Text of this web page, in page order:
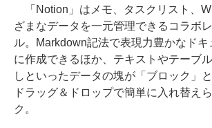
「Notion」はメモ、タスクリスト、
ざまなデータを一元管理できるコラボ
ル。Markdown記法で表現力豊かなドキ
に作成できるほか、テキストやテーブ
しといったデータの塊が「ブロック」
ドラッグ＆ドロップで簡単に入れ替え
ク。